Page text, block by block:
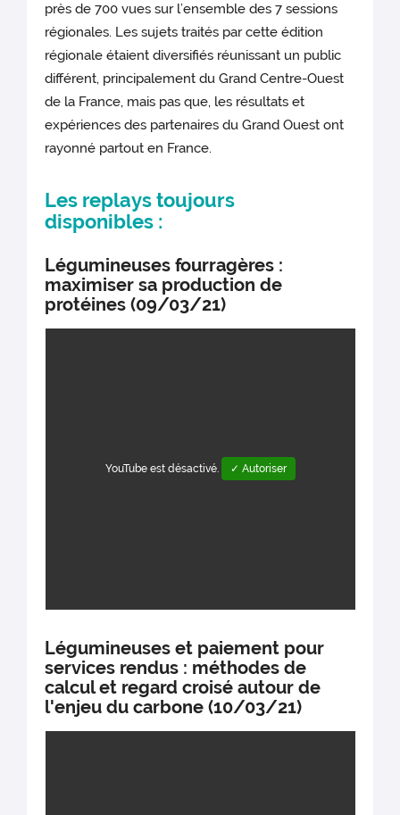
près de 700 vues sur l’ensemble des 7 sessions
régionales. Les sujets traités par cette édition
régionale étaient diversifiés réunissant un public
différent, principalement du Grand Centre-Ouest
de la France, mais pas que, les résultats et
expériences des partenaires du Grand Ouest ont
rayonné partout en France.
Les replays toujours
disponibles :
Légumineuses fourragères :
maximiser sa production de
protéines (09/03/21)
YouTube est désactivé. ✓ Autoriser
Légumineuses et paiement pour
services rendus : méthodes de
calcul et regard croisé autour de
l'enjeu du carbone (10/03/21)